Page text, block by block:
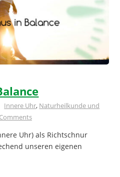
Innere Uhr, Naturheilkunde und
Uhr) als Richtschnur
unseren eigenen